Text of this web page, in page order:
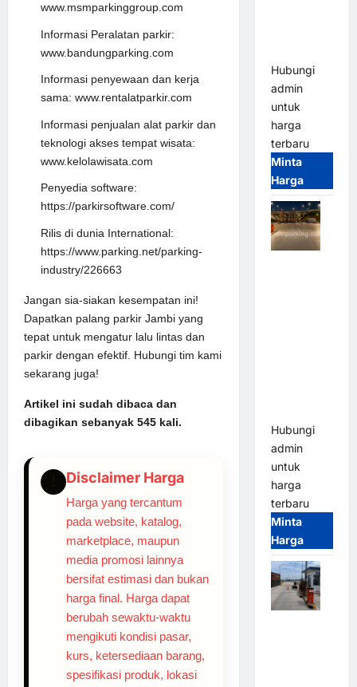
www.msmparkinggroup.com
Informasi Peralatan parkir:
www.bandungparking.com
Informasi penyewaan dan kerja
sama: www.rentalatparkir.com
Informasi penjualan alat parkir dan
teknologi akses tempat wisata:
www.kelolawisata.com
Penyedia software:
https://parkirsoftware.com/
Rilis di dunia International:
https://www.parking.net/parking-
industry/226663
Jangan sia-siakan kesempatan ini!
Dapatkan palang parkir Jambi yang
tepat untuk mengatur lalu lintas dan
parkir dengan efektif. Hubungi tim kami
sekarang juga!
Artikel ini sudah dibaca dan
dibagikan sebanyak 545 kali.
Disclaimer Harga
Harga yang tercantum
pada website, katalog,
marketplace, maupun
media promosi lainnya
bersifat estimasi dan bukan
harga final. Harga dapat
berubah sewaktu-waktu
mengikuti kondisi pasar,
kurs, ketersediaan barang,
spesifikasi produk, lokasi
Hubungi
admin
untuk
harga
terbaru
Minta
Harga
Hubungi
admin
untuk
harga
terbaru
Minta
Harga